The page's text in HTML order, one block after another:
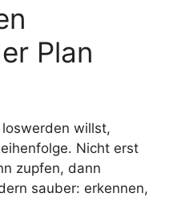
Plan
willst,
Nicht erst
zupfen, dann
sauber: erkennen,